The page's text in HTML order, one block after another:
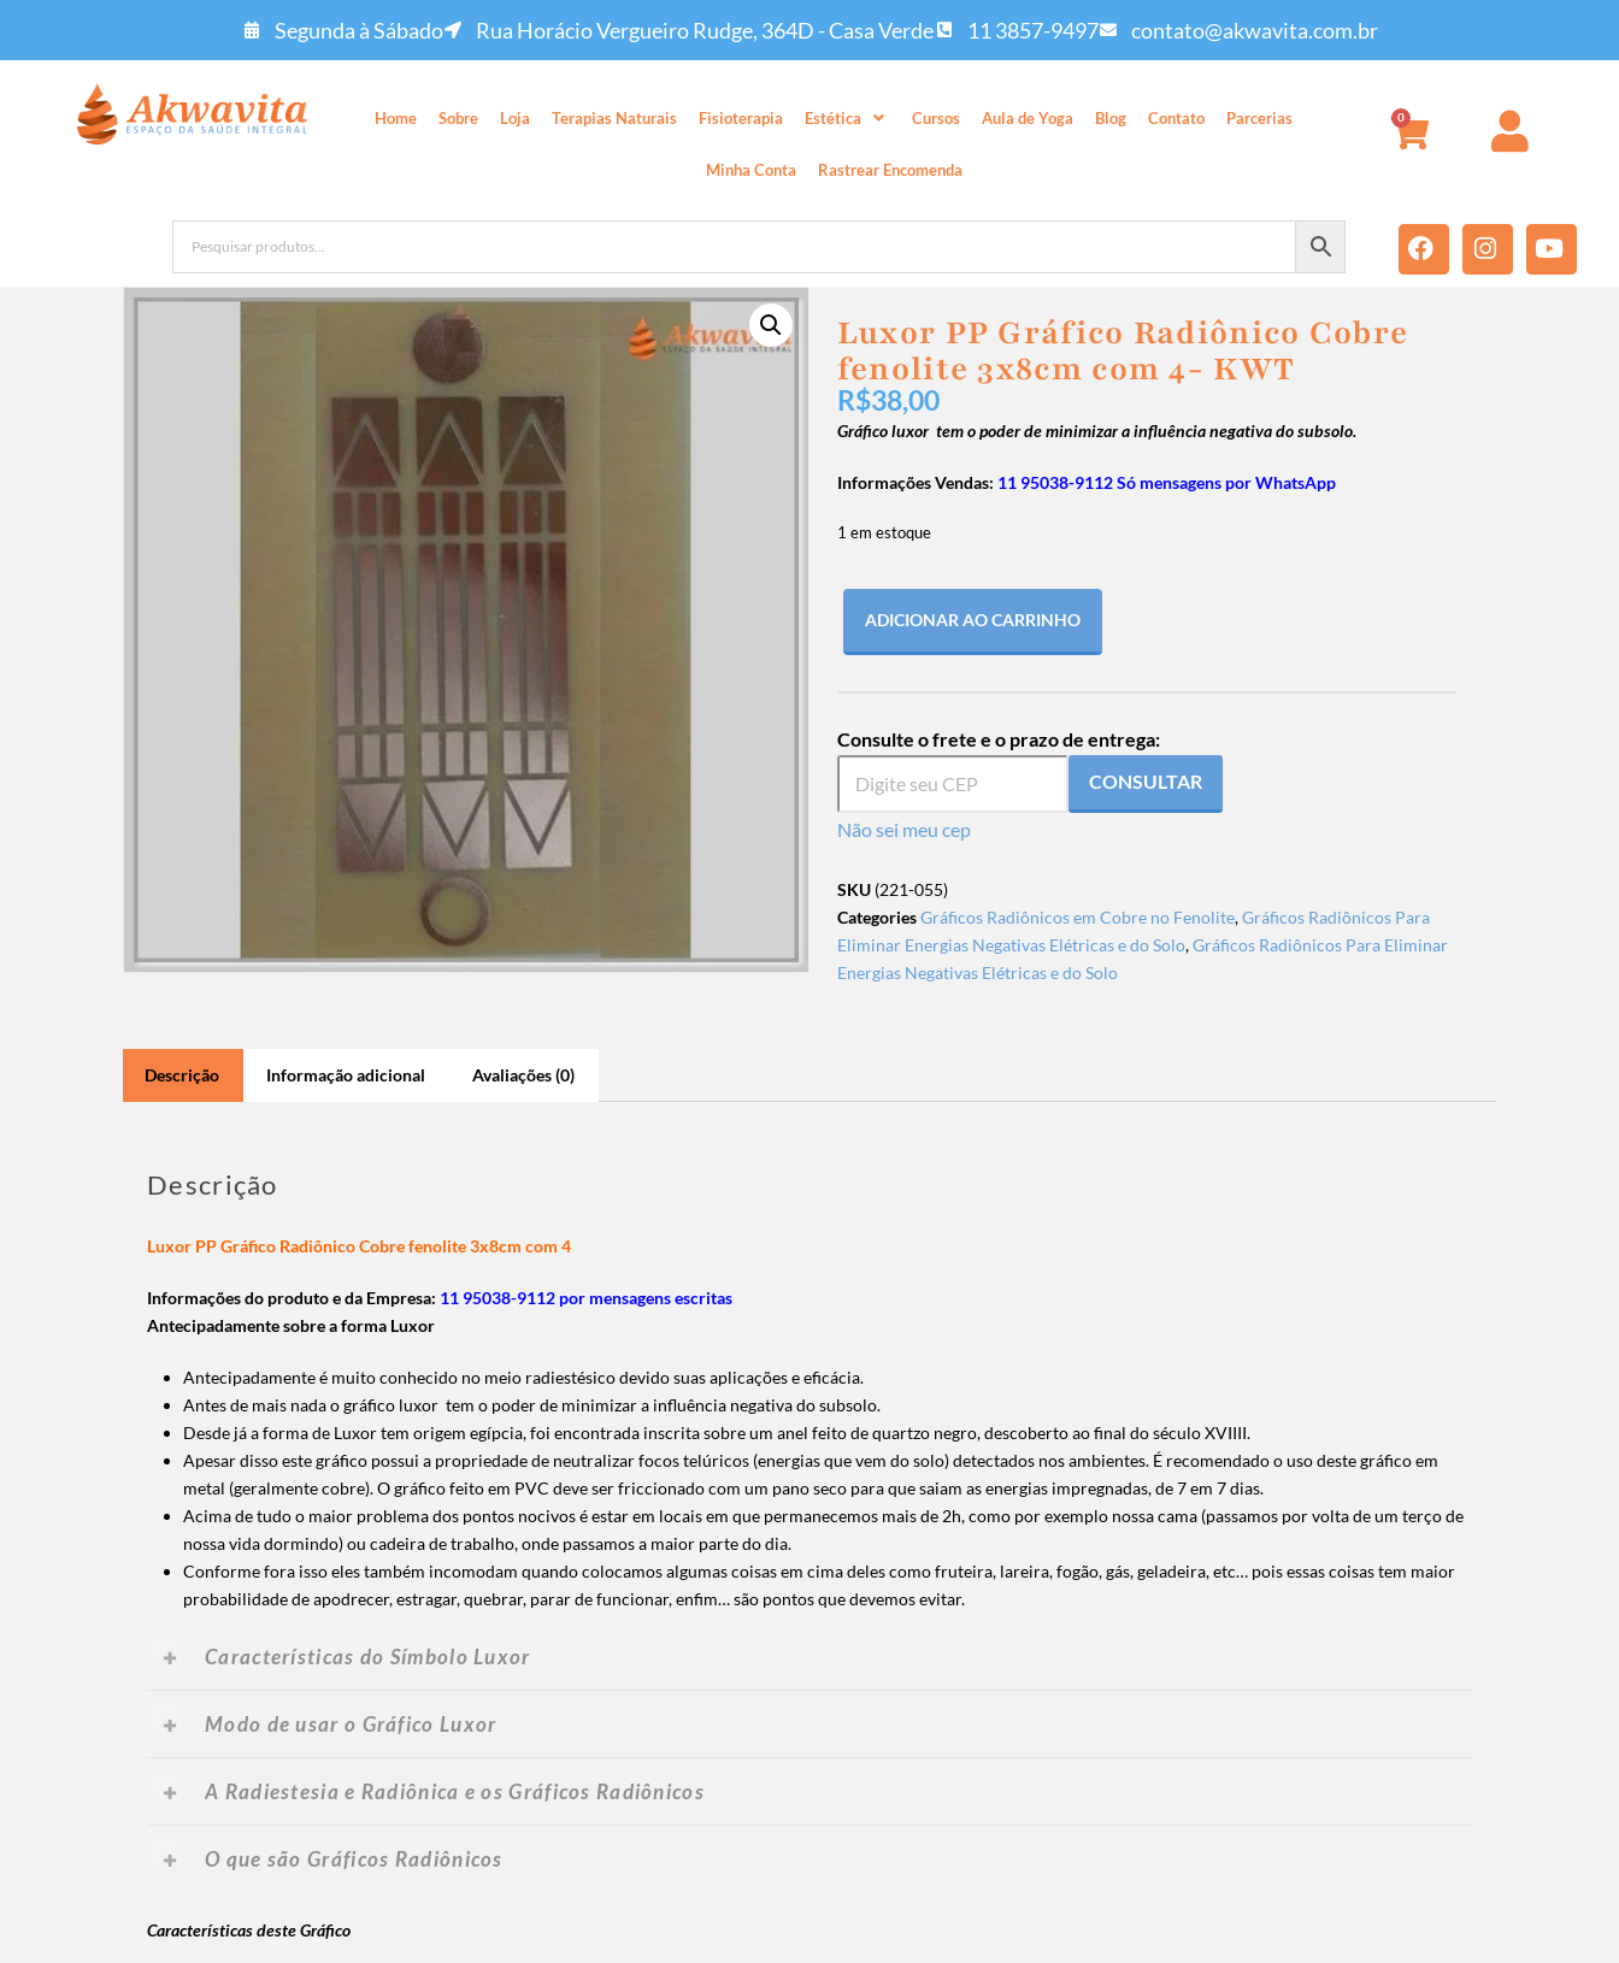
Segunda à Sábado Rua Horácio Vergueiro Rudge, 364D - Casa Verde 11 3857-9497 contato@akwavita.com.br
Home Sobre Loja Terapias Naturais Fisioterapia Estética Cursos Aula de Yoga Blog Contato Parcerias
Minha Conta Rastrear Encomenda
0
Luxor PP Gráfico Radiônico Cobre
fenolite 3x8cm com 4- KWT
R$38,00
Gráfico luxor tem o poder de minimizar a influência negativa do subsolo.
Informações Vendas: 11 95038-9112 Só mensagens por WhatsApp
1 em estoque
ADICIONAR AO CARRINHO
Consulte o frete e o prazo de entrega:
CONSULTAR
Não sei meu cep
SKU (221-055)
CategoriesGráficos Radiônicos em Cobre no Fenolite,Gráficos Radiônicos Para
Eliminar Energias Negativas Elétricas e do Solo,Gráficos Radiônicos Para Eliminar
Energias Negativas Elétricas e do Solo
Descrição Informação adicional Avaliações (0)
Descrição
Luxor PP Gráfico Radiônico Cobre fenolite 3x8cm com 4
Informações do produto e da Empresa: 11 95038-9112 por mensagens escritas
Antecipadamente sobre a forma Luxor
Antecipadamente é muito conhecido no meio radiestésico devido suas aplicações e eficácia.
Antes de mais nada o gráfico luxor tem o poder de minimizar a influência negativa do subsolo.
Desde já a forma de Luxor tem origem egípcia, foi encontrada inscrita sobre um anel feito de quartzo negro, descoberto ao final do século XVIIII.
Apesar disso este gráfico possui a propriedade de neutralizar focos telúricos (energias que vem do solo) detectados nosambientes. É recomendado o uso deste gráfico em
metal (geralmente cobre). O gráfico feito em PVC deve ser friccionado com um pano seco para que saiam as energias impregnadas, de 7 em 7 dias.
Acima de tudo o maior problema dos pontos nocivos é estar em locais em que permanecemos mais de 2h, como por exemplo nossa cama (passamos por volta de um terço de
nossa vida dormindo) ou cadeira de trabalho, onde passamos a maior parte do dia.
Conforme fora isso eles também incomodam quando colocamos algumas coisas em cima deles como fruteira, lareira, fogão, gás, geladeira, etc… pois essas coisas tem maior
probabilidade de apodrecer, estragar, quebrar, parar de funcionar, enfim… são pontos que devemos evitar.
Características do Símbolo Luxor
Modo de usar o Gráfico Luxor
A Radiestesia e Radiônica e os Gráficos Radiônicos
O que são Gráficos Radiônicos
Características deste Gráfico